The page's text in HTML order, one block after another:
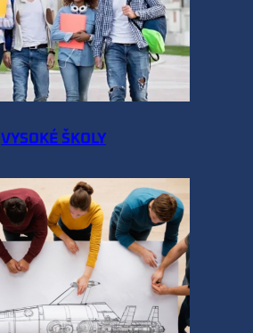
VYSOKÉ ŠKOLY